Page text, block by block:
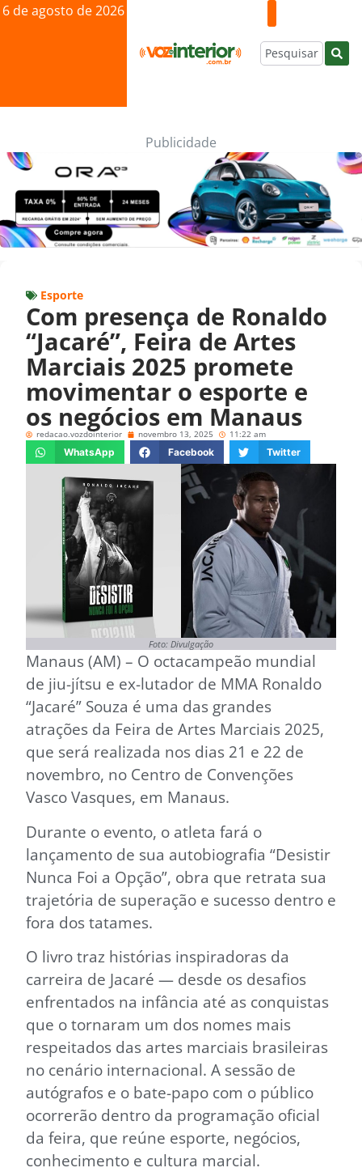
6 de agosto de 2026
Publicidade
Esporte
Com presença de Ronaldo
“Jacaré”, Feira de Artes
Marciais 2025 promete
movimentar o esporte e
os negócios em Manaus
redacao.vozdointerior novembro 13, 2025 11:22 am
WhatsApp Facebook Twitter
Foto: Divulgação
Manaus (AM) – O octacampeão mundial
de jiu-jítsu e ex-lutador de MMA Ronaldo
“Jacaré” Souza é uma das grandes
atrações da Feira de Artes Marciais 2025,
que será realizada nos dias 21 e 22 de
novembro, no Centro de Convenções
Vasco Vasques, em Manaus.
Durante o evento, o atleta fará o
lançamento de sua autobiografia “Desistir
Nunca Foi a Opção”, obra que retrata sua
trajetória de superação e sucesso dentro e
fora dos tatames.
O livro traz histórias inspiradoras da
carreira de Jacaré — desde os desafios
enfrentados na infância até as conquistas
que o tornaram um dos nomes mais
respeitados das artes marciais brasileiras
no cenário internacional. A sessão de
autógrafos e o bate-papo com o público
ocorrerão dentro da programação oficial
da feira, que reúne esporte, negócios,
conhecimento e cultura marcial.